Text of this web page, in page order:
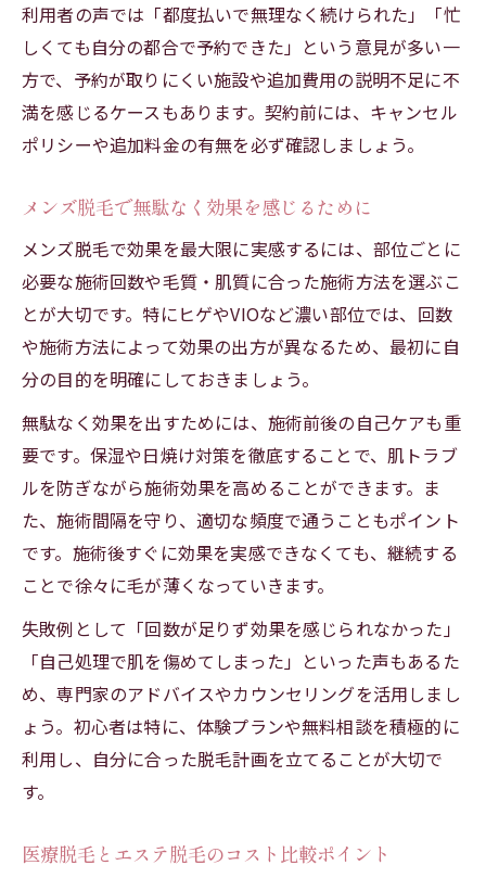
利用者の声では「都度払いで無理なく続けられた」「忙
しくても自分の都合で予約できた」という意見が多い一
方で、予約が取りにくい施設や追加費用の説明不足に不
満を感じるケースもあります。契約前には、キャンセル
ポリシーや追加料金の有無を必ず確認しましょう。
メンズ脱毛で無駄なく効果を感じるために
メンズ脱毛で効果を最大限に実感するには、部位ごとに
必要な施術回数や毛質・肌質に合った施術方法を選ぶこ
とが大切です。特にヒゲやVIOなど濃い部位では、回数
や施術方法によって効果の出方が異なるため、最初に自
分の目的を明確にしておきましょう。
無駄なく効果を出すためには、施術前後の自己ケアも重
要です。保湿や日焼け対策を徹底することで、肌トラブ
ルを防ぎながら施術効果を高めることができます。ま
た、施術間隔を守り、適切な頻度で通うこともポイント
です。施術後すぐに効果を実感できなくても、継続する
ことで徐々に毛が薄くなっていきます。
失敗例として「回数が足りず効果を感じられなかった」
「自己処理で肌を傷めてしまった」といった声もあるた
め、専門家のアドバイスやカウンセリングを活用しまし
ょう。初心者は特に、体験プランや無料相談を積極的に
利用し、自分に合った脱毛計画を立てることが大切で
す。
医療脱毛とエステ脱毛のコスト比較ポイント